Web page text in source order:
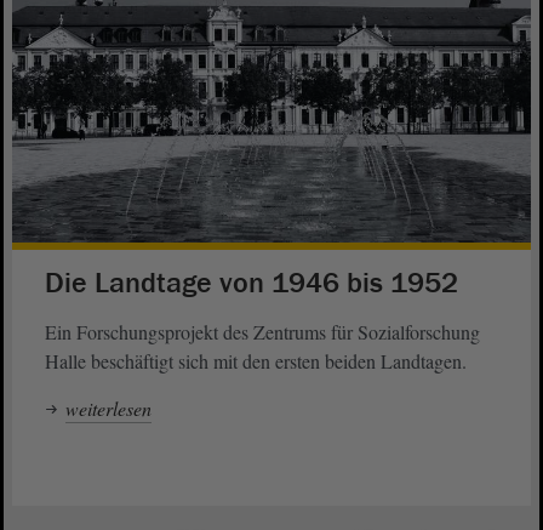
Die Landtage von 1946 bis 1952
Ein Forschungsprojekt des Zentrums für Sozialforschung
Halle beschäftigt sich mit den ersten beiden Landtagen.
weiterlesen